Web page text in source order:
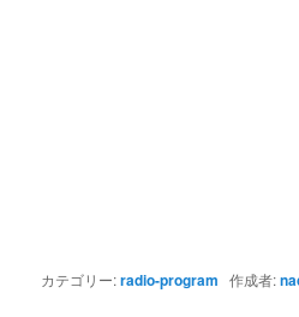
カテゴリー:radio-program 作成者: